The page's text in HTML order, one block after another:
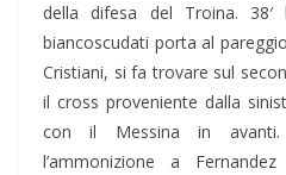
della difesa del Troina.
biancoscudati porta al
Cristiani, si fa trovare sul
il cross proveniente dalla
con il Messina in
l’ammonizione a